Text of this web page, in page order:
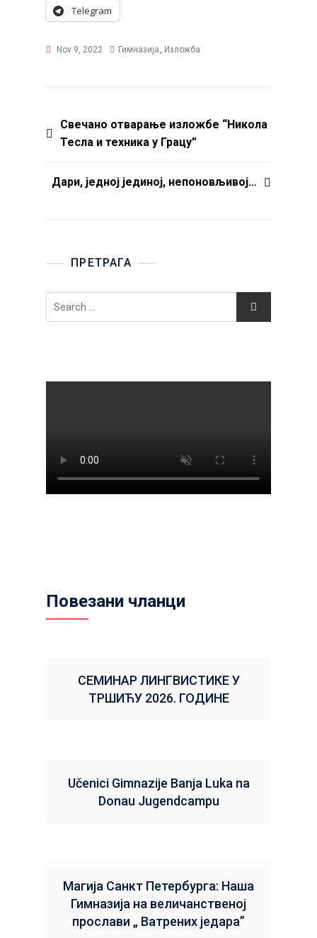
Telegram
Nov 9, 2022 Гимназија , Изложба
Post
navigation
Свечано отварање изложбе “Никола
Тесла и техника у Грацу”
Дари, једној јединој, непоновљивој…
ПРЕТРАГА
Search
Повезани чланци
СЕМИНАР ЛИНГВИСТИКЕ У
ТРШИЋУ 2026. ГОДИНЕ
Učenici Gimnazije Banja Luka na
Donau Jugendcampu
Магија Санкт Петербурга: Наша
Гимназија на величанственој
прослави „ Ватрених једара”